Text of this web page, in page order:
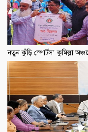
নতুন কুঁড়ি স্পোর্টস’ কুমিল্লা